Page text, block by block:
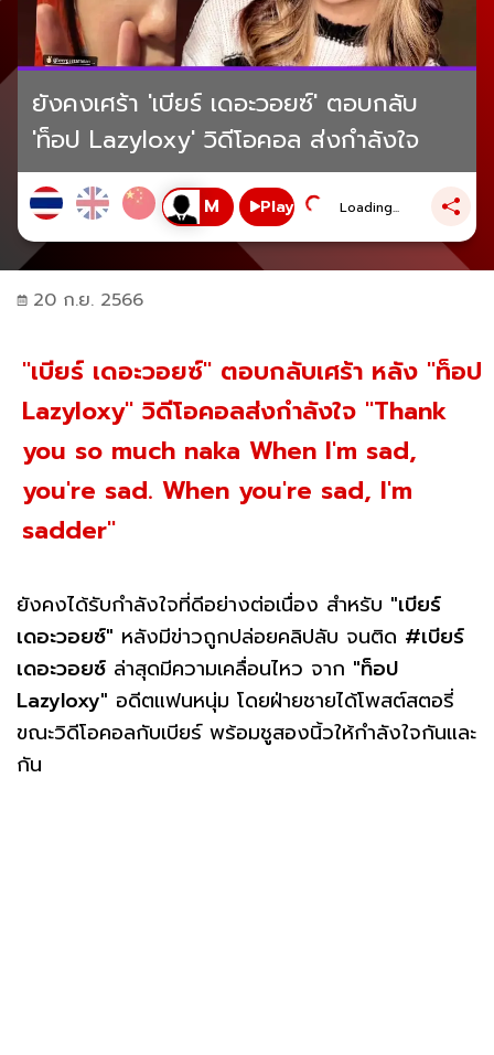
ยังคงเศร้า 'เบียร์ เดอะวอยซ์' ตอบกลับ
'ท็อป Lazyloxy' วิดีโอคอล ส่งกำลังใจ
Play Loading...
20 ก.ย. 2566
"เบียร์ เดอะวอยซ์" ตอบกลับเศร้า หลัง "ท็อป
Lazyloxy" วิดีโอคอลส่งกำลังใจ "Thank
you so much naka When I'm sad,
you're sad. When you're sad, I'm
sadder"
ยังคงได้รับกำลังใจที่ดีอย่างต่อเนื่อง สำหรับ "เบียร์
เดอะวอยซ์" หลังมีข่าวถูกปล่อยคลิปลับ จนติด #เบียร์
เดอะวอยซ์ ล่าสุดมีความเคลื่อนไหว จาก "ท็อป
Lazyloxy" อดีตแฟนหนุ่ม โดยฝ่ายชายได้โพสต์สตอรี่
ขณะวิดีโอคอลกับเบียร์ พร้อมชูสองนิ้วให้กำลังใจกันและ
กัน